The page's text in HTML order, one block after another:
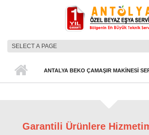
ANA MENÜANTALYA BEKO ÇAMAŞIR MAKINESI
Garantili Ürünlere